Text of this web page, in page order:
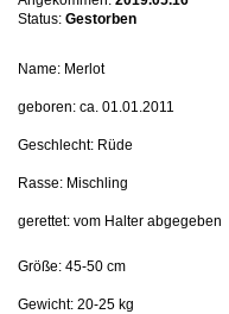
Status: Gestorben
Name: Merlot
geboren: ca. 01.01.2011
Geschlecht: Rüde
Rasse: Mischling
gerettet: vom Halter abgegeben
Größe: 45-50 cm
Gewicht: 20-25 kg